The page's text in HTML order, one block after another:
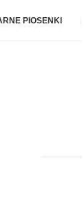
PIOSENKI